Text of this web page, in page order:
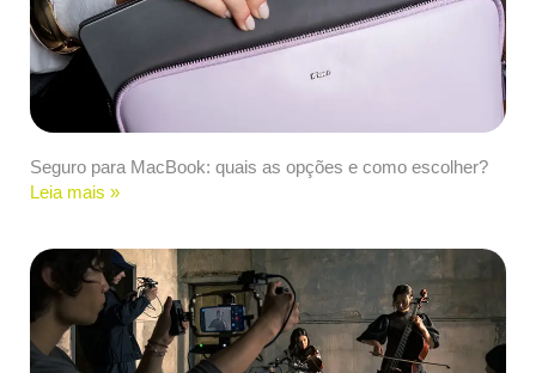
Seguro para MacBook: quais as opções e como escolher?
Leia mais »